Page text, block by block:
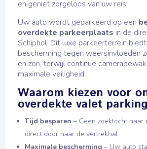
en geniet zorgeloos van uw reis.
Uw auto wordt geparkeerd op een
overdekte parkeerplaats in de
Schiphol. Dit luxe parkeerterrein
bescherming tegen weersinvloeden
en zon, terwijl continue
maximale veiligheid.
Waarom kiezen voor
overdekte valet
Tijd besparen – Geen zoektocht naar
direct door naar de vertrekhal.
Maximale bescherming – Uw auto